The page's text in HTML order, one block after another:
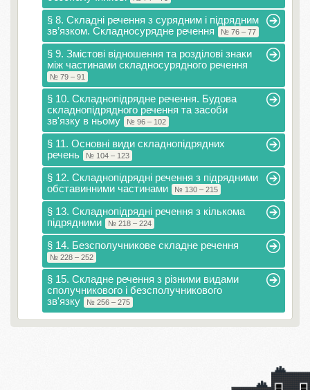
§ 8. Складні речення з сурядним і підрядним
зв’язком. Складносурядне речення
№ 76 – 77
§ 9. Змістові відношення та розділові знаки
між частинами складносурядного речення
№ 79 – 91
§ 10. Складнопідрядне речення. Будова
складнопідрядного речення та засоби
зв'язку в ньому
№ 96 – 102
§ 11. Основні види складнопідрядних
речень
№ 104 – 123
§ 12. Складнопідрядні речення з підрядними
обставинними частинами
№ 130 – 215
§ 13. Складнопідрядні речення з кількома
підрядними
№ 218 – 224
§ 14. Безсполучникове складне речення
№ 228 – 252
§ 15. Складне речення з різними видами
сполучникового і безсполучникового
зв'язку
№ 256 – 275